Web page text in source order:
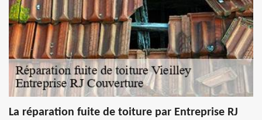
La réparation fuite de toiture par Entreprise RJ